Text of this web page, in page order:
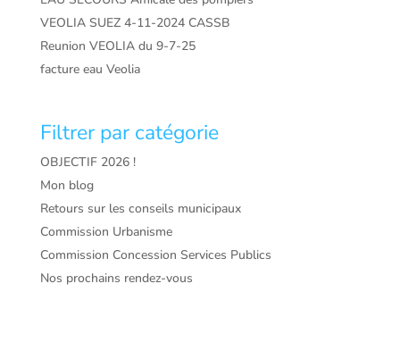
VEOLIA SUEZ 4-11-2024 CASSB
Reunion VEOLIA du 9-7-25
facture eau Veolia
Filtrer par catégorie
OBJECTIF 2026 !
Mon blog
Retours sur les conseils municipaux
Commission Urbanisme
Commission Concession Services Publics
Nos prochains rendez-vous